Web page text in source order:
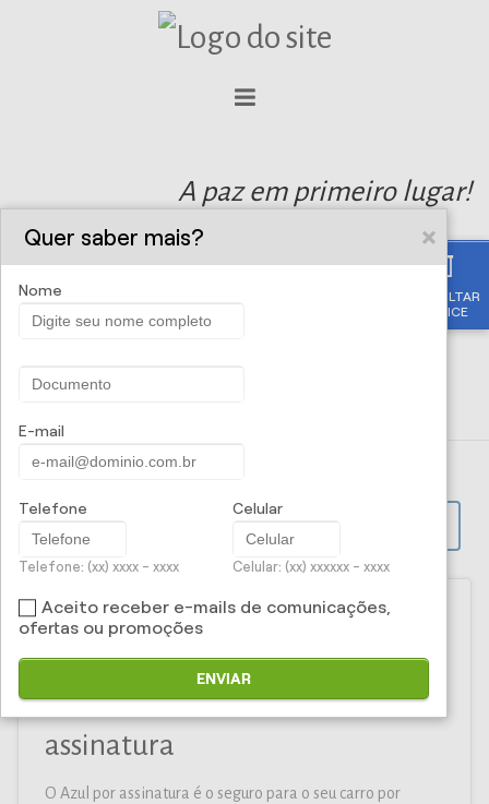
CONSULTAR
APÓLICE
A paz em primeiro lugar!
Iti Corretora e Administradora
de Seguros Ltda - Azul por
assinatura
O Azul por assinatura é o seguro para o seu carro por
Quer saber mais?
Nome
E-mail
Telefone
Telefone: (xx) xxxx - xxxx
Celular
Celular: (xx) xxxxxx - xxxx
Aceito receber e-mails de comunicações,
ofertas ou promoções
ENVIAR